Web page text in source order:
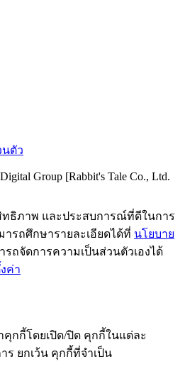
นตัว
Group [Rabbit's Tale Co., Ltd.
ทธิภาพ และประสบการณ์ที่ดีในการ
รถศึกษารายละเอียดได้ที่ นโยบาย
รถจัดการความเป็นส่วนตัวเองได้
ค่า
กกี้โดยเปิด/ปิด คุกกี้ในแต่ละ
ร ยกเว้น คุกกี้ที่จำเป็น